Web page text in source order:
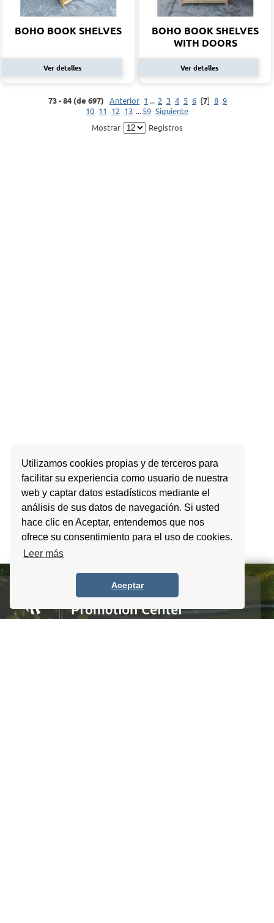
Utilizamos cookies propias y de terceros para
facilitar su experiencia como usuario de nuestra
web y captar datos estadísticos mediante el
análisis de sus datos de navegación. Si usted
hace clic en Aceptar, entendemos que nos
ofrece su consentimiento para el uso de cookies.
Leer más
Aceptar
BOHO BOOK SHELVES
Ver detalles
BOHO BOOK SHELVES
WITH DOORS
Ver detalles
73 - 84 (de 697) Anterior 1 ... 2 3 4 5 6 [7] 8 9
10 11 12 13 ...59 Siguiente
Mostrar
Registros